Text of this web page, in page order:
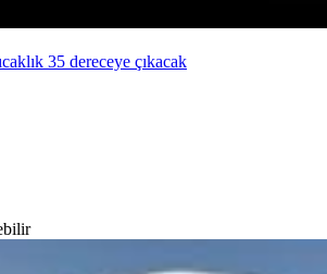
35 dereceye çıkacak